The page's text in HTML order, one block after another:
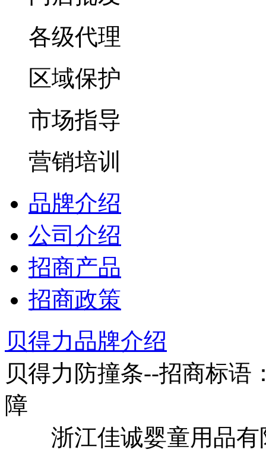
各级代理
区域保护
市场指导
营销培训
品牌介绍
公司介绍
招商产品
招商政策
贝得力品牌介绍
贝得力防撞条--招商标语
障
浙江佳诚婴童用品有